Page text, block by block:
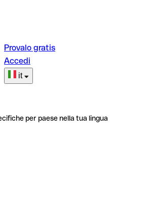
Provalo gratis
Accedi
it
per paese nella tua lingua